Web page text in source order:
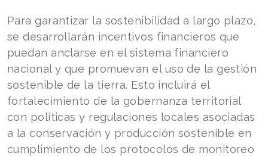
Para garantizar la sostenibilidad a largo plazo,
se desarrollarán incentivos financieros que
puedan anclarse en el sistema financiero
nacional y que promuevan el uso de la gestión
sostenible de la tierra. Esto incluirá el
fortalecimiento de la gobernanza territorial
con políticas y regulaciones locales asociadas
a la conservación y producción sostenible en
cumplimiento de los protocolos de monitoreo